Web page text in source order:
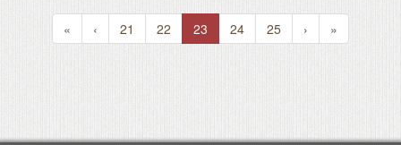
« ‹ 21 22 23 24 25 › »